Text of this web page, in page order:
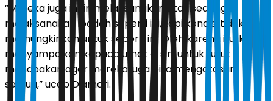
”Mereka juga ingin melaksanakan atau sedang
melaksanakan ibadah seperti ini, tapi kondisi tidak
memungkinkan untuk seperti ini. Oleh karena itu, kami
menyampaikan kepada umat di sini untuk turut
mendoakan agar mereka juga bisa mengatasi ini
semua,” ucap Djamari.